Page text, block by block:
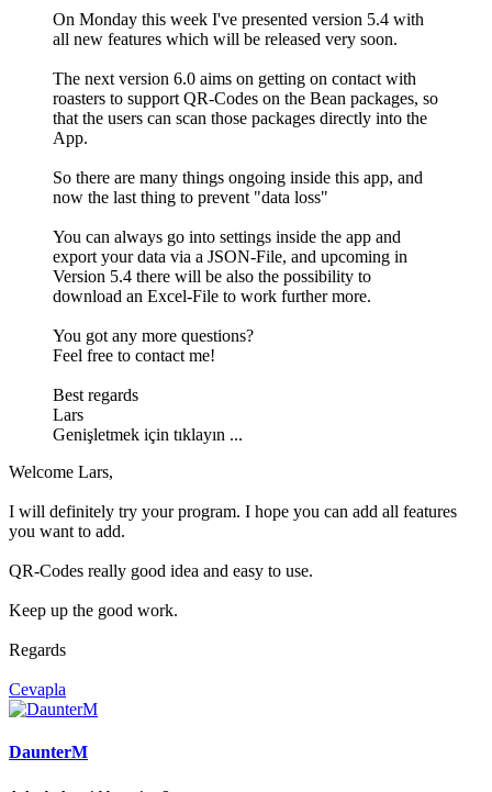
On Monday this week I've presented version 5.4 with
all new features which will be released very soon.
The next version 6.0 aims on getting on contact with
roasters to support QR-Codes on the Bean packages, so
that the users can scan those packages directly into the
App.
So there are many things ongoing inside this app, and
now the last thing to prevent "data loss"
You can always go into settings inside the app and
export your data via a JSON-File, and upcoming in
Version 5.4 there will be also the possibility to
download an Excel-File to work further more.
You got any more questions?
Feel free to contact me!
Best regards
Lars
Genişletmek için tıklayın ...
Welcome Lars,
I will definitely try your program. I hope you can add all features
you want to add.
QR-Codes really good idea and easy to use.
Keep up the good work.
Regards
Cevapla
DaunterM